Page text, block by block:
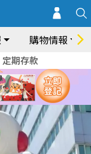
購物情報
定期存款